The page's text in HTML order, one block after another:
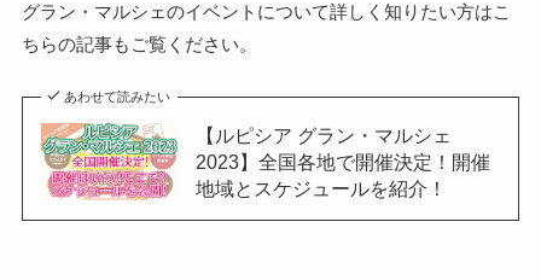
グラン・マルシェのイベントについて詳しく知りたい方はこ
ちらの記事もご覧ください。
あわせて読みたい
【ルピシア グラン・マルシェ
2023】全国各地で開催決定！開催
地域とスケジュールを紹介！